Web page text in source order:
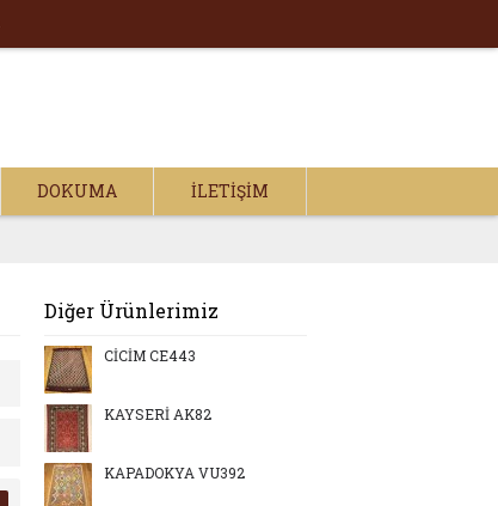
DOKUMA İLETIŞIM
Diğer Ürünlerimiz
CİCİM CE443
KAYSERİ AK82
KAPADOKYA VU392